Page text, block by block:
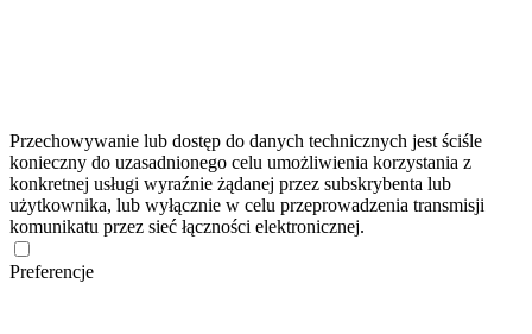
Przechowywanie lub dostęp do danych technicznych jest ściśle
konieczny do uzasadnionego celu umożliwienia korzystania z
konkretnej usługi wyraźnie żądanej przez subskrybenta lub
użytkownika, lub wyłącznie w celu przeprowadzenia transmisji
komunikatu przez sieć łączności elektronicznej.
Preferencje